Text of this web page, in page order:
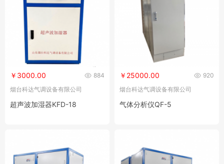
884
￥3000.00
烟台科达气调设备有限公司
超声波加湿器KFD-18
920
￥25000.00
烟台科达气调设备有限公司
气体分析仪QF-5